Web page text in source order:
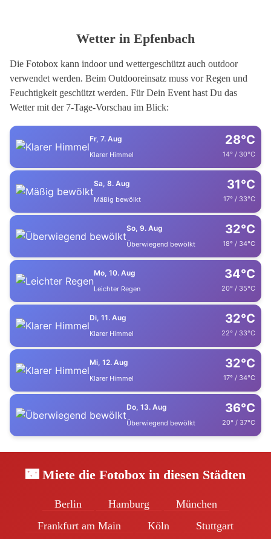
Wetter in Epfenbach
Die Fotobox kann indoor und wettergeschützt auch outdoor
verwendet werden. Beim Outdooreinsatz muss vor Regen und
Feuchtigkeit geschützt werden. Für Dein Event hast Du das
Wetter mit der 7-Tage-Vorschau im Blick:
Fr, 7. Aug
Klarer Himmel
28°C
14° / 30°C
Sa, 8. Aug
Mäßig bewölkt
31°C
17° / 33°C
So, 9. Aug
Überwiegend bewölkt
32°C
18° / 34°C
Mo, 10. Aug
Leichter Regen
34°C
20° / 35°C
Di, 11. Aug
Klarer Himmel
32°C
22° / 33°C
Mi, 12. Aug
Klarer Himmel
32°C
17° / 34°C
Do, 13. Aug
Überwiegend bewölkt
36°C
20° / 37°C
🌃 Miete die Fotobox in diesen Städten
Berlin Hamburg
München
Frankfurt am Main
Köln Stuttgart